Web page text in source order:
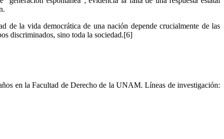
de la vida democrática de una nación depende crucialmente de las
discriminados, sino toda la sociedad.[6]
en la Facultad de Derecho de la UNAM. Líneas de investigación: